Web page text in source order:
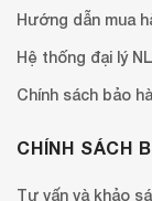
Hướng dẫn mua
Hệ thống đại lý
Chính sách bảo
CHÍNH SÁCH
Tư vấn và khảo